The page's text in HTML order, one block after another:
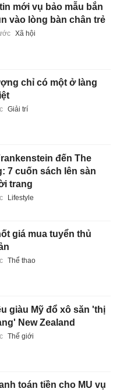
mới vụ bảo mẫu bắn
vào lòng bàn chân trẻ
Xã hội
chỉ có một ở làng
Giải trí
đến The
7 cuốn sách lên sàn
trang
Lifestyle
giá mua tuyển thủ
Thể thao
giàu Mỹ đổ xô săn 'thị
New Zealand
Thế giới
toán tiền cho MU vụ